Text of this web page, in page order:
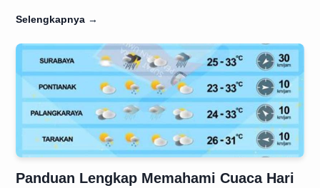
Selengkapnya →
Panduan Lengkap Memahami Cuaca Hari